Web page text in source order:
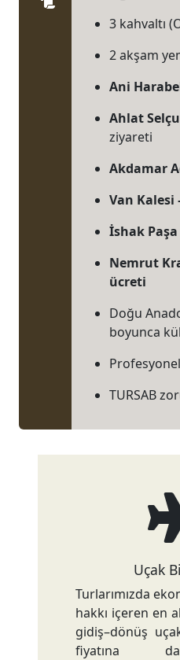
tamamladıktan sonra
Van Gölü etrafından
otelimize yerleşiyoruz.
3 kahvaltı
2 akşam
Ani
Ahlat
ziyareti
Akdamar
Van Kalesi
İshak Paşa
Nemrut
ücreti
Doğu
boyunca
TURSAB
Uçak
Turlarımızda
hakkı içeren en
gidiş–dönüş
fiyatına